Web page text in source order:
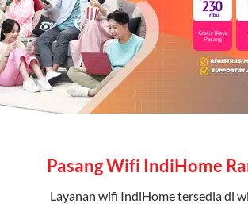
Pasang Wifi IndiHome
Layanan wifi IndiHometersedia di